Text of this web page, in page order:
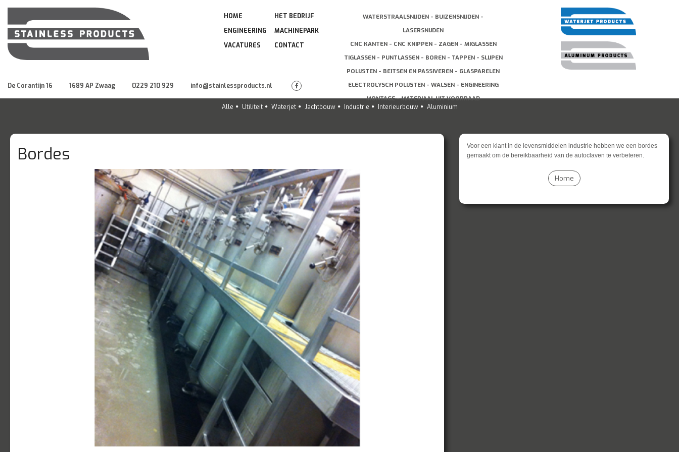
WATERSTRAALSNIJDEN - BUIZENSNIJDEN -
LASERSNIJDEN
CNC KANTEN - CNC KNIPPEN - ZAGEN - MIGLASSEN
TIGLASSEN - PUNTLASSEN - BOREN - TAPPEN - SLIJPEN
POLIJSTEN - BEITSEN EN PASSIVEREN - GLASPARELEN
ELECTROLYSCH POLIJSTEN - WALSEN - ENGINEERING
MONTAGE - MATERIAAL UIT VOORRAAD
HOME
HET BEDRIJF
ENGINEERING
MACHINEPARK
VACATURES
CONTACT
De Corantijn 16 1689 AP Zwaag 0229 210 929 info@stainlessproducts.nl
Alle Utiliteit Waterjet Jachtbouw Industrie Interieurbouw Aluminium
Bordes
Voor een klant in de levensmiddelen industrie hebben we een bordes
gemaakt om de bereikbaarheid van de autoclaven te verbeteren.
Home